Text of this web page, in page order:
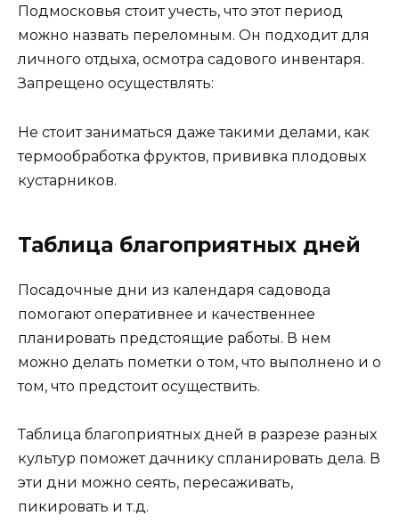
Подмосковья стоит учесть, что этот период
можно назвать переломным. Он подходит для
личного отдыха, осмотра садового инвентаря.
Запрещено осуществлять:
Не стоит заниматься даже такими делами, как
термообработка фруктов, прививка плодовых
кустарников.
Таблица благоприятных дней
Посадочные дни из календаря садовода
помогают оперативнее и качественнее
планировать предстоящие работы. В нем
можно делать пометки о том, что выполнено и о
том, что предстоит осуществить.
Таблица благоприятных дней в разрезе разных
культур поможет дачнику спланировать дела. В
эти дни можно сеять, пересаживать,
пикировать и т.д.